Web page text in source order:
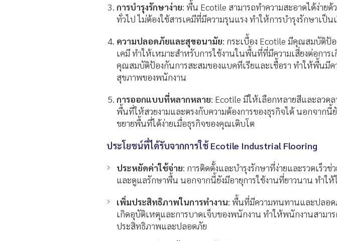
การบำรุงรักษาง่าย: พื้น Ecotile สามารถทำความสะอาดได้ง่าย
ทั่วไป ไม่ต้องใช้สารเคมีที่มีความรุนแรง ทำให้การบำรุงรักษาเป็น
ความปลอดภัยและสุขอนามัย: กระเบื้อง Ecotile มีคุณสมบัติป้
เคมี ทำให้เหมาะสำหรับการใช้งานในพื้นที่ที่มีความเสี่ยงต่อกา
คุณสมบัติป้องกันการสะสมของแบคทีเรียและเชื้อรา ทำให้พื้นมี
สุขภาพของพนักงาน
การออกแบบที่หลากหลาย: Ecotile มีให้เลือกหลายสีและลวด
พื้นที่ให้สวยงามและตรงกับความต้องการของธุรกิจได้ นอกจากนี้
ขยายพื้นที่ได้ง่ายเมื่อธุรกิจของคุณเติบโต
ประโยชน์ที่ได้รับจากการใช้ Ecotile Industrial Flooring
ประหยัดค่าใช้จ่าย: การติดตั้งและบำรุงรักษาที่ง่ายและรวดเร็ว
และดูแลรักษาพื้น นอกจากนี้ยังมีอายุการใช้งานที่ยาวนาน ทำใ
เพิ่มประสิทธิภาพในการทำงาน: พื้นที่มีความทนทานและปลอด
เกิดอุบัติเหตุและการบาดเจ็บของพนักงาน ทำให้พนักงานสามาร
ประสิทธิภาพและปลอดภัย